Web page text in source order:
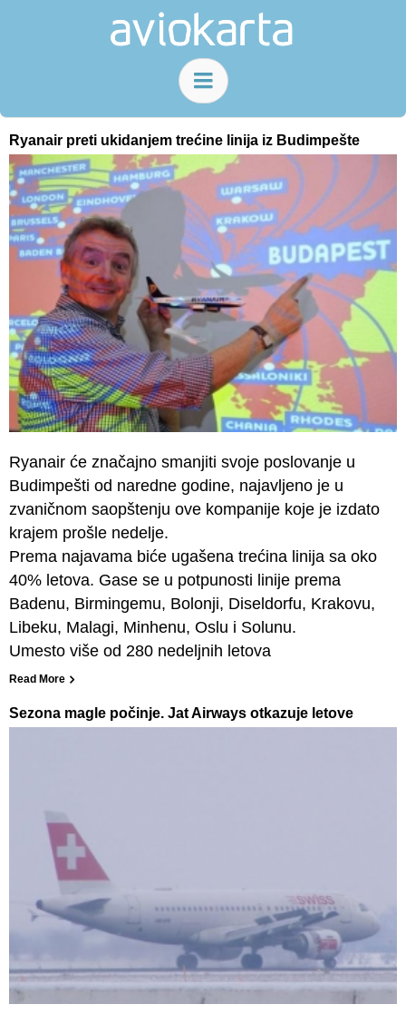
Ryanair preti ukidanjem trećine linija iz Budimpešte
Ryanair će značajno smanjiti svoje poslovanje u
Budimpešti od naredne godine, najavljeno je u
zvaničnom saopštenju ove kompanije koje je izdato
krajem prošle nedelje.
Prema najavama biće ugašena trećina linija sa oko
40% letova. Gase se u potpunosti linije prema
Badenu, Birmingemu, Bolonji, Diseldorfu, Krakovu,
Libeku, Malagi, Minhenu, Oslu i Solunu.
Umesto više od 280 nedeljnih letova
Read More
Sezona magle počinje. Jat Airways otkazuje letove